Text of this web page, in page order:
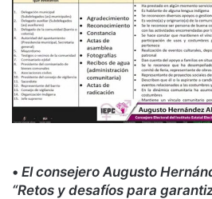
• El consejero Augusto
“Retos y desafíos para